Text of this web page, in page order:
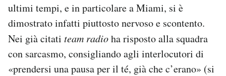
ultimi tempi, e in particolare a Miami, si è
dimostrato infatti piuttosto nervoso e scontento.
Nei già citati team radioha risposto alla squadra
con sarcasmo, consigliando agli interlocutori di
«prendersi una pausa per il té, già che c’erano» (si